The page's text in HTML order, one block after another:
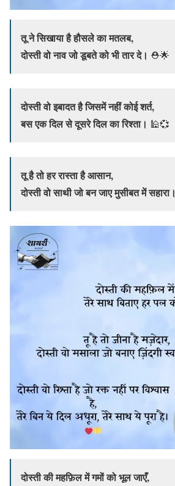
तू ने सिखाया है हौसले का मतलब,
दोस्ती वो नाव जो डूबते को भी तार दे। ⛑️🌟
दोस्ती वो इबादत है जिसमें नहीं कोई शर्त,
बस एक दिल से दूसरे दिल का रिश्ता। 🕌💞
तू है तो हर रास्ता है आसान,
दोस्ती वो साथी जो बन जाए मुसीबत में सहारा।
दोस्ती की महफ़िल में गमों को भूल जाएँ,